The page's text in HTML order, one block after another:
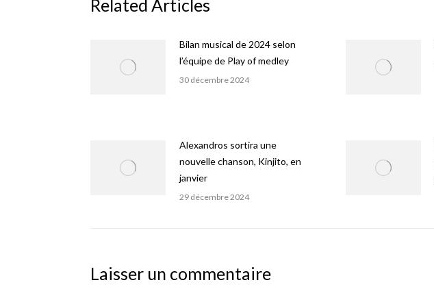
Related Articles
Bilan musical de 2024 selon
l’équipe de Play of medley
30 décembre 2024
Alexandros sortira une
nouvelle chanson, Kinjito, en
janvier
29 décembre 2024
Laisser un commentaire